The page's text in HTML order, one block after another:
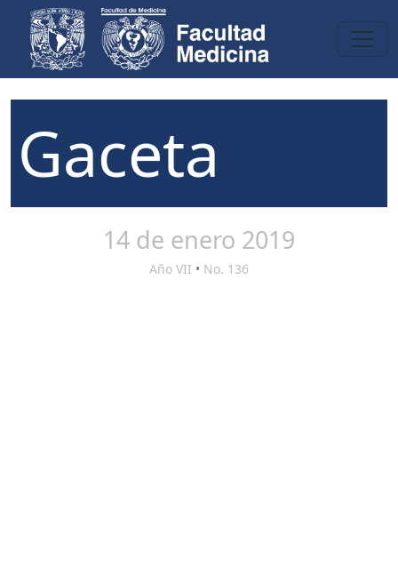
Gaceta
14 de enero 2019
Año VII • No. 136